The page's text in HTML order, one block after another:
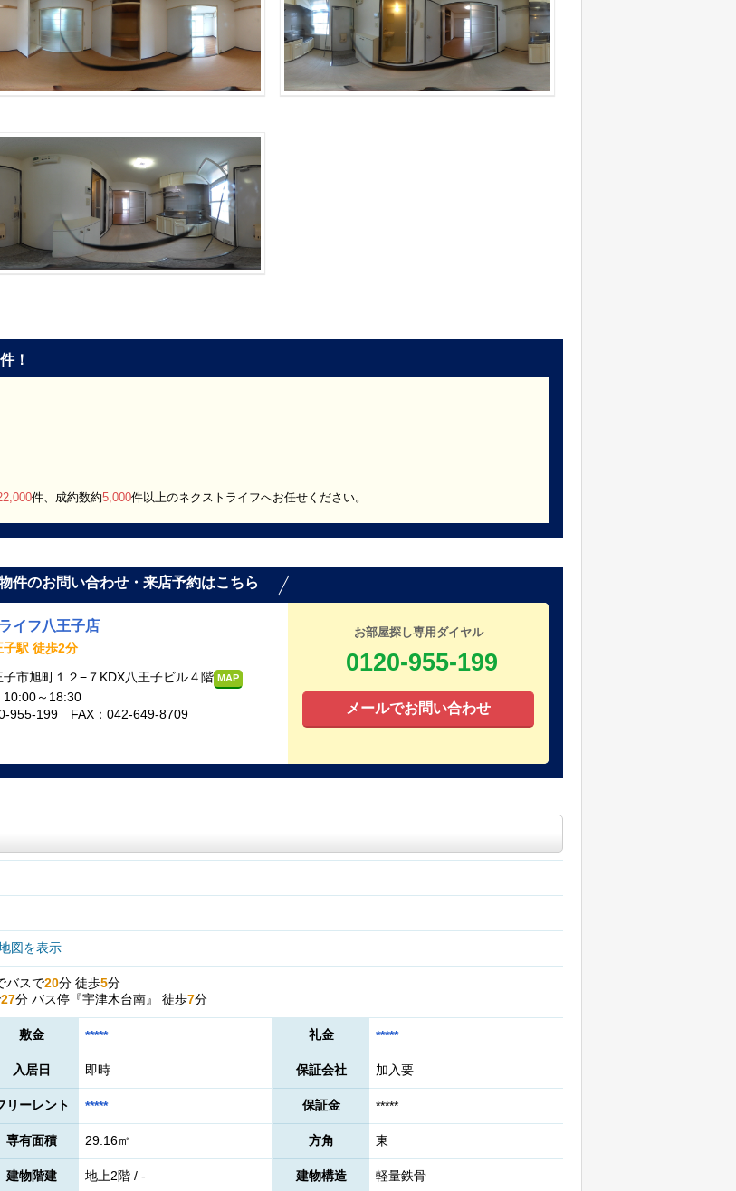
！
件、成約数約5,000件以上のネクストライフへお任せください。
件のお問い合わせ・来店予約はこちら
イフ八王子店
子駅 徒歩2分
市旭町１２−７KDX八王子ビル４階 MAP
10:00～18:30
955-199 FAX：042-649-8709
お部屋探し専用ダイヤル
0120-955-199
メールでお問い合わせ
図を表示
バスで20分 徒歩5分
27分 バス停『宇津木台南』 徒歩7分
敷金 ***** 礼金 *****
入居日 即時 保証会社 加入要
リーレント ***** 保証金 *****
専有面積 29.16㎡ 方角 東
建物階建 地上2階 / - 建物構造 軽量鉄骨